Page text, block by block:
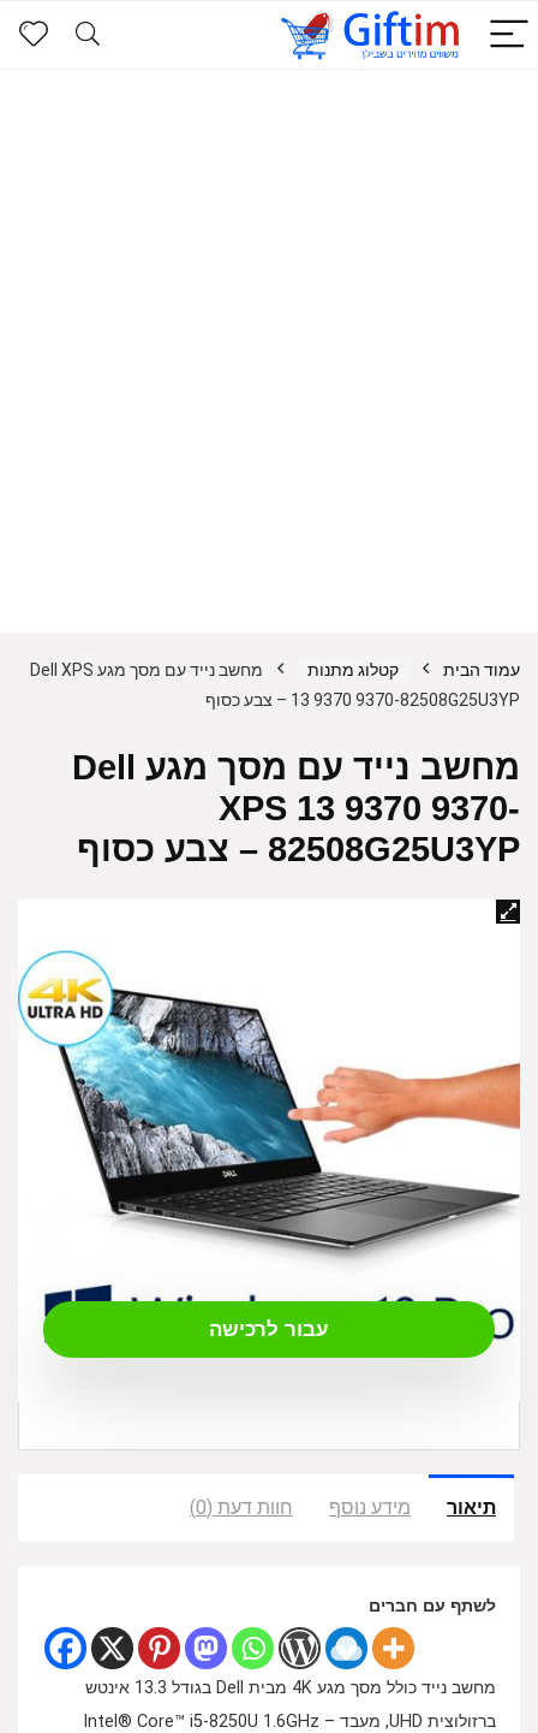
עמוד הבית קטלוג מתנות
מחשב נייד עם מסך מגע Dell XPS
13 9370 9370-82508G25U3YP – צבע כסוף
מחשב נייד עם מסך מגע Dell
XPS 13 9370 9370-
82508G25U3YP – צבע כסוף
₪
עבור לרכישה
תיאור מידע נוסף חוות דעת (0)
לשתף עם חברים
מחשב נייד כולל מסך מגע 4K מבית Dell בגודל 13.3 אינטש
ברזולוצית UHD, מעבד Intel® Core™ i5-8250U 1.6GHz –